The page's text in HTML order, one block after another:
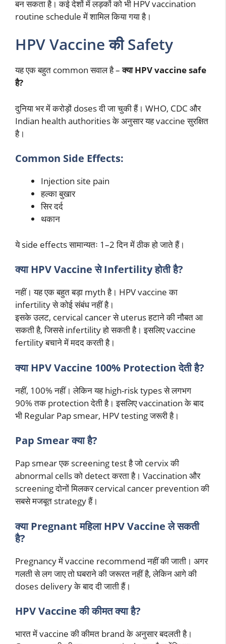
बन सकता है। कई देशों में लड़कों को भी HPV vaccination
routine schedule में शामिल किया गया है।
HPV Vaccine की Safety
यह एक बहुत common सवाल है –क्या HPV vaccine safe
है?
दुनिया भर में करोड़ों doses दी जा चुकी हैं। WHO, CDC और
Indian health authorities के अनुसार यह vaccine सुरक्षित
है।
Common Side Effects:
Injection site pain
हल्का बुखार
सिर दर्द
थकान
ये side effects सामान्यतः 1–2 दिन में ठीक हो जाते हैं।
क्या HPV Vaccine से Infertility होती है?
नहीं। यह एक बहुत बड़ा myth है। HPV vaccine का
infertility से कोई संबंध नहीं है।
इसके उलट, cervical cancer से uterus हटाने की नौबत आ
सकती है, जिससे infertility हो सकती है। इसलिए vaccine
fertility बचाने में मदद करती है।
क्या HPV Vaccine 100% Protection देती है?
नहीं, 100% नहीं। लेकिन यह high-risk types से लगभग
90% तक protection देती है। इसलिए vaccination के बाद
भी Regular Pap smear, HPV testing जरूरी है।
Pap Smear क्या है?
Pap smear एक screening test है जो cervix की
abnormal cells को detect करता है। Vaccination और
screening दोनों मिलकर cervical cancer prevention की
सबसे मजबूत strategy हैं।
क्या Pregnant महिला HPV Vaccine ले सकती
है?
Pregnancy में vaccine recommend नहीं की जाती। अगर
गलती से लग जाए तो घबराने की जरूरत नहीं है, लेकिन आगे की
doses delivery के बाद दी जाती हैं।
HPV Vaccine की कीमत क्या है?
भारत में vaccine की कीमत brand के अनुसार बदलती है।